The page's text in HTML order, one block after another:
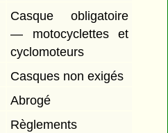
Casque obligatoire
— motocyclettes et
cyclomoteurs
Casques non exigés
Abrogé
Règlements